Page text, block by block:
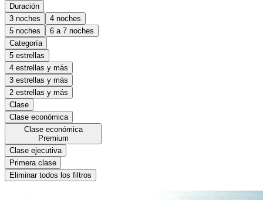
Duración
3 noches
4 noches
5 noches
6 a 7 noches
Categoría
5 estrellas
4 estrellas y más
3 estrellas y más
2 estrellas y más
Clase
Clase económica
Clase económica
Premium
Clase ejecutiva
Primera clase
Eliminar todos los filtros